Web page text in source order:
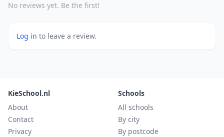
No reviews yet. Be the first!
Log in to leave a review.
KieSchool.nl
About
Contact
Privacy
Schools
All schools
By city
By postcode